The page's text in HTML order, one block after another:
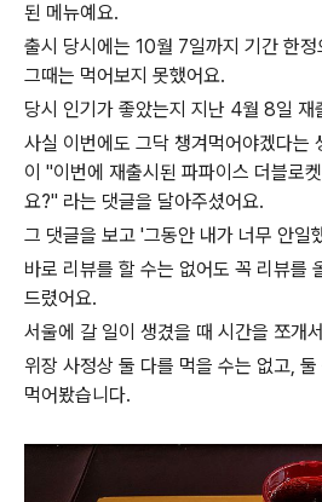
된 메뉴예요.
출시 당시에는 10월 7일까지 기간 한
그때는 먹어보지 못했어요.
당시 인기가 좋았는지 지난 4월 8일 재
사실 이번에도 그닥 챙겨먹어야겠다는
이 "이번에 재출시된 파파이스 더블로
요?" 라는 댓글을 달아주셨어요.
그 댓글을 보고 '그동안 내가 너무 안일
바로 리뷰를 할 수는 없어도 꼭 리뷰를
드렸어요.
서울에 갈 일이 생겼을 때 시간을 쪼개
위장 사정상 둘 다를 먹을 수는 없고,
먹어봤습니다.